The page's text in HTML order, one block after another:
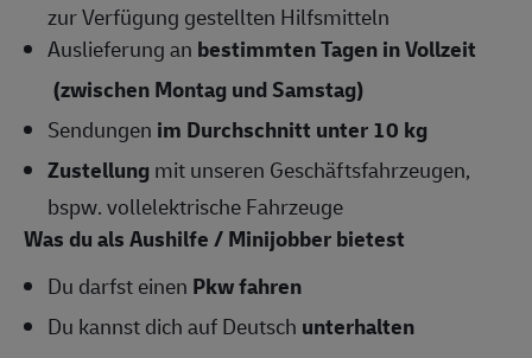
zur Verfügung gestellten Hilfsmitteln
Auslieferung an bestimmten Tagen in Vollzeit
(zwischen Montag und Samstag)
Sendungen im Durchschnitt unter 10 kg
Zustellungmit unseren Geschäftsfahrzeugen,
bspw. vollelektrische Fahrzeuge
Was du als Aushilfe / Minijobber bietest
Du darfst einen Pkw fahren
Du kannst dich auf Deutsch unterhalten